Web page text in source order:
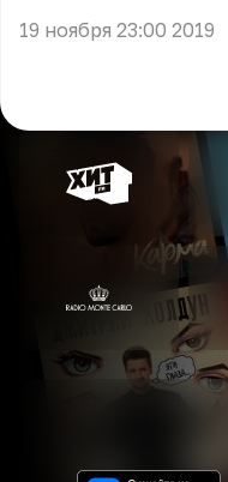
19 ноября 23:00 2019